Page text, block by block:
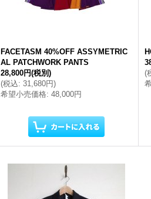
FACETASM 40%OFF ASSYMETRIC
AL PATCHWORK PANTS
28,800円(税別)
(税込: 31,680円)
希望小売価格: 48,000円
(